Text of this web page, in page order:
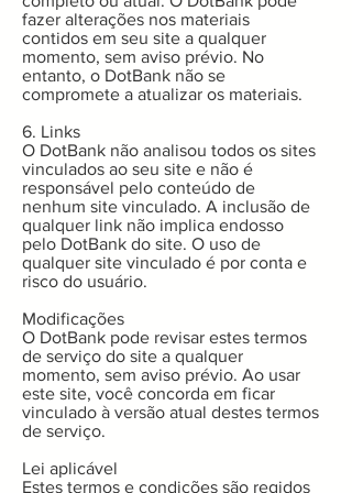
fazer alterações nos materiais
contidos em seu site a qualquer
momento, sem aviso prévio. No
entanto, o DotBank não se
compromete a atualizar os materiais.
6. Links
O DotBank não analisou todos os sites
vinculados ao seu site e não é
responsável pelo conteúdo de
nenhum site vinculado. A inclusão de
qualquer link não implica endosso
pelo DotBank do site. O uso de
qualquer site vinculado é por conta e
risco do usuário.
Modificações
O DotBank pode revisar estes termos
de serviço do site a qualquer
momento, sem aviso prévio. Ao usar
este site, você concorda em ficar
vinculado à versão atual destes termos
de serviço.
Lei aplicável
Estes termos e condições são regidos